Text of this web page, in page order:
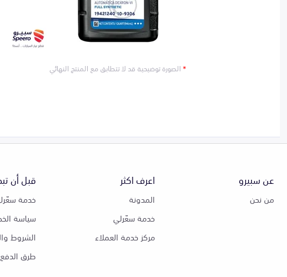
*الصورة توضيحية قد لا تتطابق مع المنتج النهائي
عن سبيرو
من نحن
اعرف اكثر
المدونة
خدمة سعّرلي
مركز خدمة العملاء
قبل أن
خدمة
سياسة
الشروط
طرق الدفع